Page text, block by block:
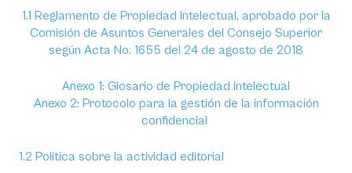
1.1 Reglamento de Propiedad Intelectual, aprobado por la
Comisión de Asuntos Generales del Consejo Superior
según Acta No. 1655 del 24 de agosto de 2018
Anexo 1: Glosario de Propiedad Intelectual
Anexo 2: Protocolo para la gestión de la información
confidencial
1.2 Política sobre la actividad editorial